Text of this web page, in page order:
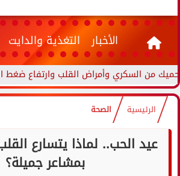
الأخبار التغذية والدايت
الرئيسية الصحة
عيد الحب.. لماذا يتسارع
بمشاعر جميلة؟